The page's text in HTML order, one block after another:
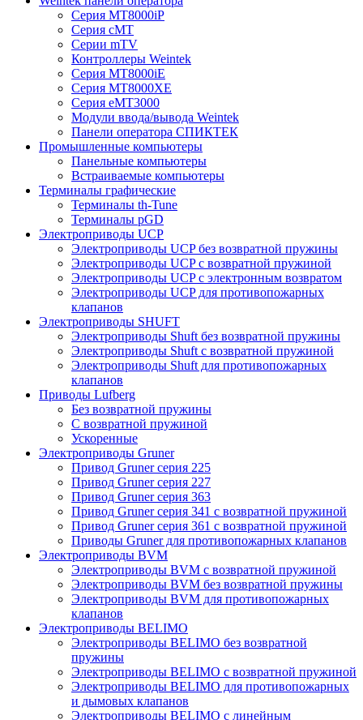
Серия MT8000iP
Серия cMT
Серии mTV
Контроллеры Weintek
Серия MT8000iE
Серия MT8000XE
Серия eMT3000
Модули ввода/вывода Weintek
Панели оператора СПИКТЕК
Промышленные компьютеры
Панельные компьютеры
Встраиваемые компьютеры
Терминалы графические
Терминалы th-Tune
Терминалы pGD
Электроприводы UCP
Электроприводы UCP без возвратной пружины
Электроприводы UCP с возвратной пружиной
Электроприводы UCP с электронным возвратом
Электроприводы UCP для противопожарных
клапанов
Электроприводы SHUFT
Электроприводы Shuft без возвратной пружины
Электроприводы Shuft с возвратной пружиной
Электроприводы Shuft для противопожарных
клапанов
Приводы Lufberg
Без возвратной пружины
С возвратной пружиной
Ускоренные
Электроприводы Gruner
Привод Gruner серия 225
Привод Gruner серия 227
Привод Gruner серия 363
Привод Gruner серия 341 с возвратной пружиной
Привод Gruner серия 361 с возвратной пружиной
Приводы Gruner для противопожарных клапанов
Электроприводы BVM
Электроприводы BVM с возвратной пружиной
Электроприводы BVM без возвратной пружины
Электроприводы BVM для противопожарных
клапанов
Электроприводы BELIMO
Электроприводы BELIMO без возвратной
пружины
Электроприводы BELIMO с возвратной пружиной
Электроприводы BELIMO для противопожарных
и дымовых клапанов
Электроприводы BELIMO с линейным